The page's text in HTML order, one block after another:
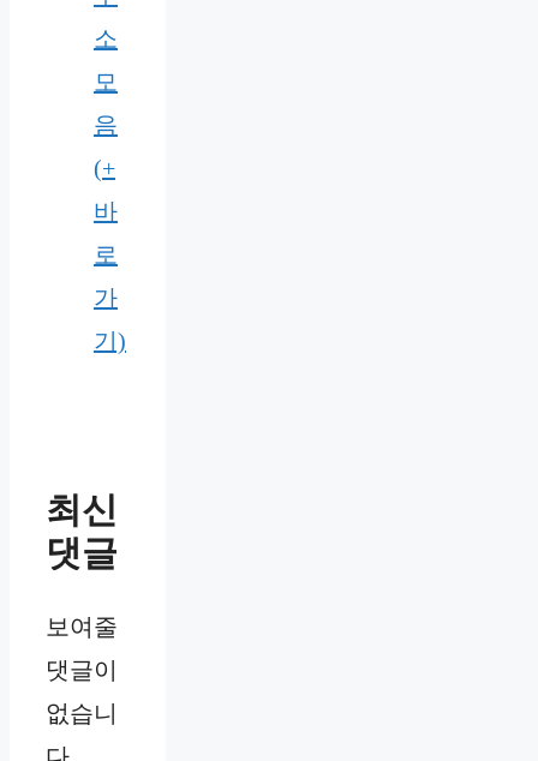
소
모
음
(+
바
로
가
기)
최신
댓글
보여줄
댓글이
없습니